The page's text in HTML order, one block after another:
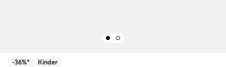
-36%* Kinder